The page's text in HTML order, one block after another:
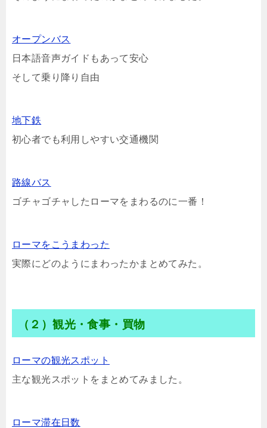
オープンバス
日本語音声ガイドもあって安心
そして乗り降り自由
地下鉄
初心者でも利用しやすい交通機関
路線バス
ゴチャゴチャしたローマをまわるのに一番！
ローマをこうまわった
実際にどのようにまわったかまとめてみた。
（２）観光・食事・買物
ローマの観光スポット
主な観光スポットをまとめてみました。
ローマ滞在日数